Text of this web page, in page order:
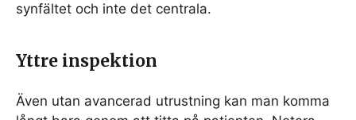
synfältet och inte det centrala.
Yttre inspektion
Även utan avancerad utrustning kan man komma